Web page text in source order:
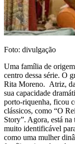
Foto: divulgação
Uma família de
centro dessa série. O
Rita Moreno. Atriz,
sua capacidade
porto-riquenha, ficou
clássicos, como “O
Story”. Agora, está
muito identificável
como uma mulher